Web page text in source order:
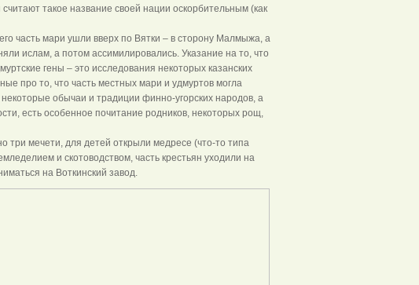
такое название своей нации оскорбительным (как
часть мари ушли вверх по Вятки – в сторону Малмыжа, а
ислам, а потом ассимилировались. Указание на то, что
гены – это исследования некоторых казанских
про то, что часть местных мари и удмуртов могла
обычаи и традиции финно-угорских народов, а
есть особенное почитание родников, некоторых рощ,
три мечети, для детей открыли медресе (что-то типа
и скотоводством, часть крестьян уходили на
на Воткинский завод.